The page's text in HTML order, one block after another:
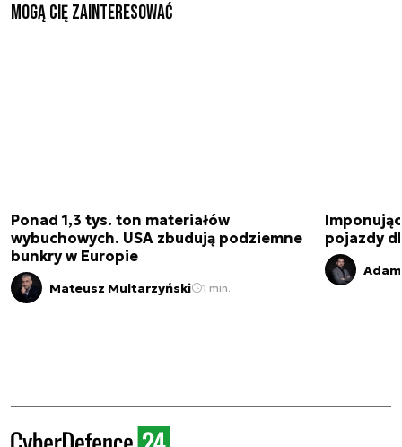
Mogą Cię zainteresować
Ponad 1,3 tys. ton materiałów
wybuchowych. USA zbudują podziemne
bunkry w Europie
Mateusz Multarzyński 1 min.
pojazdy